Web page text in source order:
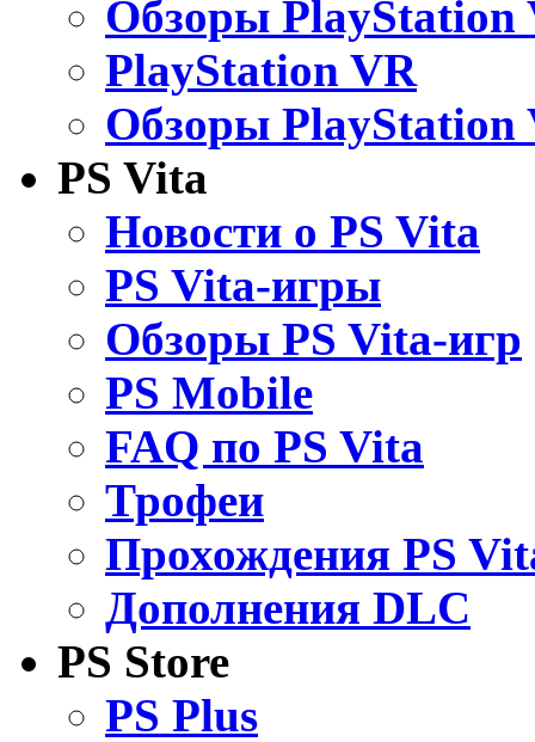
Обзоры PlayStation
PlayStation VR
Обзоры PlayStation
PS Vita
Новости о PS Vita
PS Vita-игры
Обзоры PS Vita-игр
PS Mobile
FAQ по PS Vita
Трофеи
Прохождения PS
Дополнения DLC
PS Store
PS Plus